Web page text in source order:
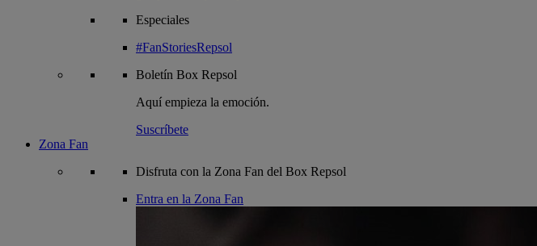
Especiales
#FanStoriesRepsol
Boletín Box Repsol
Aquí empieza la emoción.
Suscríbete
Zona Fan
Disfruta con la Zona Fan del Box Repsol
Entra en la Zona Fan